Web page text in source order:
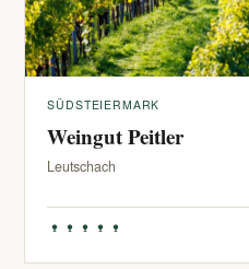
SÜDSTEIERMARK
Weingut Peitler
Leutschach